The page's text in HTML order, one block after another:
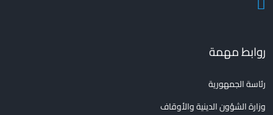
روابط مهمة
رئاسة الجمهورية
وزارة الشؤون الدينية والأوقاف